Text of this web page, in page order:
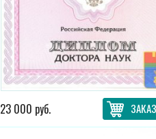
23 000 руб.